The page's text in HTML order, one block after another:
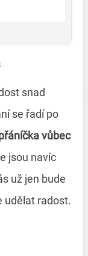
snad
se řadí po
vůbec
jsou navíc
už jen bude
udělat radost.